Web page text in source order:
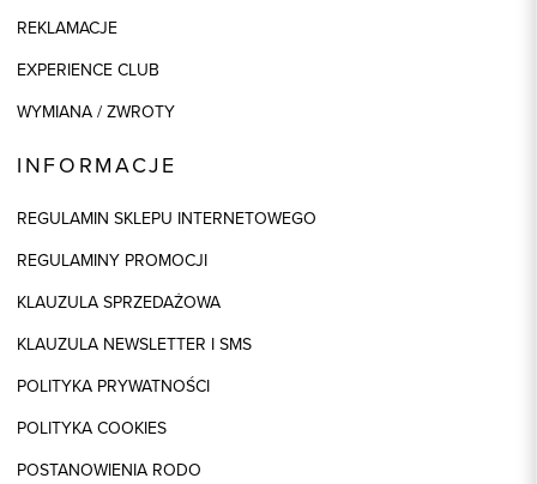
REKLAMACJE
EXPERIENCE CLUB
WYMIANA / ZWROTY
INFORMACJE
REGULAMIN SKLEPU INTERNETOWEGO
REGULAMINY PROMOCJI
KLAUZULA SPRZEDAŻOWA
KLAUZULA NEWSLETTER I SMS
POLITYKA PRYWATNOŚCI
POLITYKA COOKIES
POSTANOWIENIA RODO